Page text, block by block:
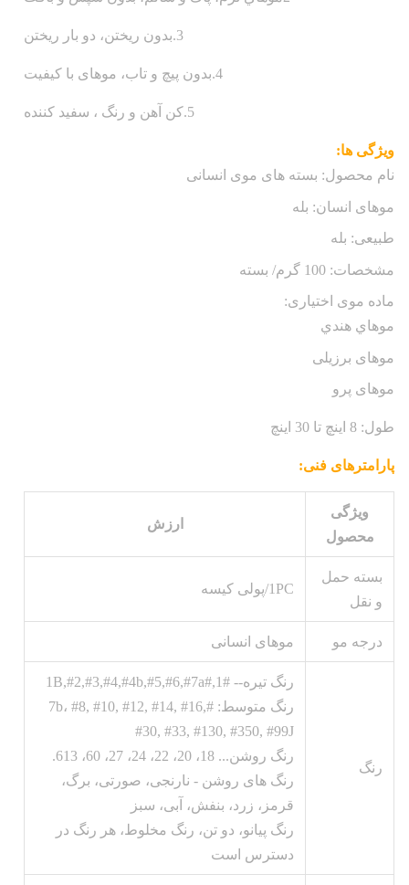
3.بدون ریختن، دو بار ریختن
4.بدون پیچ و تاب، موهای با کیفیت
5.کن آهن و رنگ ، سفید کننده
ویژگی ها:
نام محصول: بسته های موی انسانی
موهای انسان: بله
طبیعی: بله
مشخصات: 100 گرم/ بسته
ماده موی اختیاری:
موهاي هندي
موهای برزیلی
موهای پرو
طول: 8 اينچ تا 30 اينچ
پارامترهای فنی:
ویژگی
محصول
ارزش
بسته حمل
و نقل
1PC/پولی کیسه
درجه مو موهای انسانی
رنگ
رنگ تیره-- #1,#1B,#2,#3,#4,#4b,#5,#6,#7a
رنگ متوسط: #7b، #8, #10, #12, #14, #16,
#30, #33, #130, #350, #99J
رنگ روشن... 18، 20، 22، 24، 27، 60، 613.
رنگ های روشن - نارنجی، صورتی، برگ،
قرمز، زرد، بنفش، آبی، سبز
رنگ پیانو، دو تن، رنگ مخلوط، هر رنگ در
دسترس است